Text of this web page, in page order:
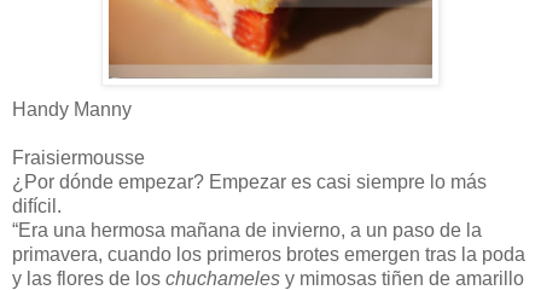
Handy Manny
Fraisiermousse
¿Por dónde empezar? Empezar es casi siempre lo más
difícil.
“Era una hermosa mañana de invierno, a un paso de la
primavera, cuando los primeros brotes emergen tras la poda
y las flores de los chuchameles y mimosas tiñen de amarillo